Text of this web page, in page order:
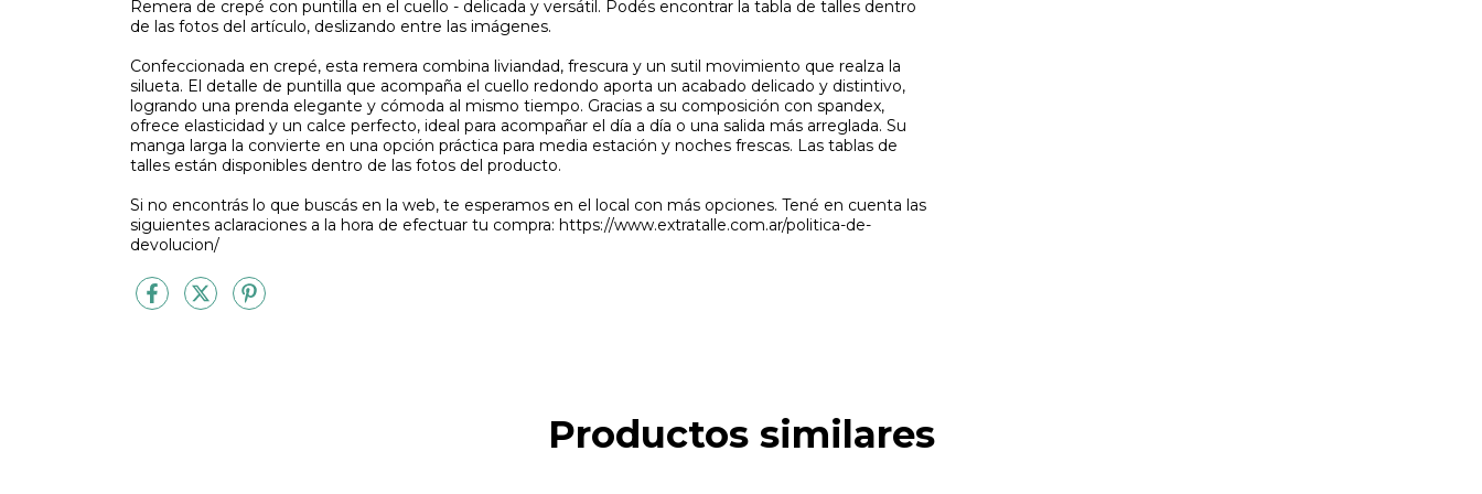
Remera de crepé con puntilla en el cuello - delicada y versátil. Podés encontrar la tabla de talles dentro
de las fotos del artículo, deslizando entre las imágenes.
Confeccionada en crepé, esta remera combina liviandad, frescura y un sutil movimiento que realza la
silueta. El detalle de puntilla que acompaña el cuello redondo aporta un acabado delicado y distintivo,
logrando una prenda elegante y cómoda al mismo tiempo. Gracias a su composición con spandex,
ofrece elasticidad y un calce perfecto, ideal para acompañar el día a día o una salida más arreglada. Su
manga larga la convierte en una opción práctica para media estación y noches frescas. Las tablas de
talles están disponibles dentro de las fotos del producto.
Si no encontrás lo que buscás en la web, te esperamos en el local con más opciones. Tené en cuenta las
siguientes aclaraciones a la hora de efectuar tu compra: https://www.extratalle.com.ar/politica-de-
devolucion/
Productos similares